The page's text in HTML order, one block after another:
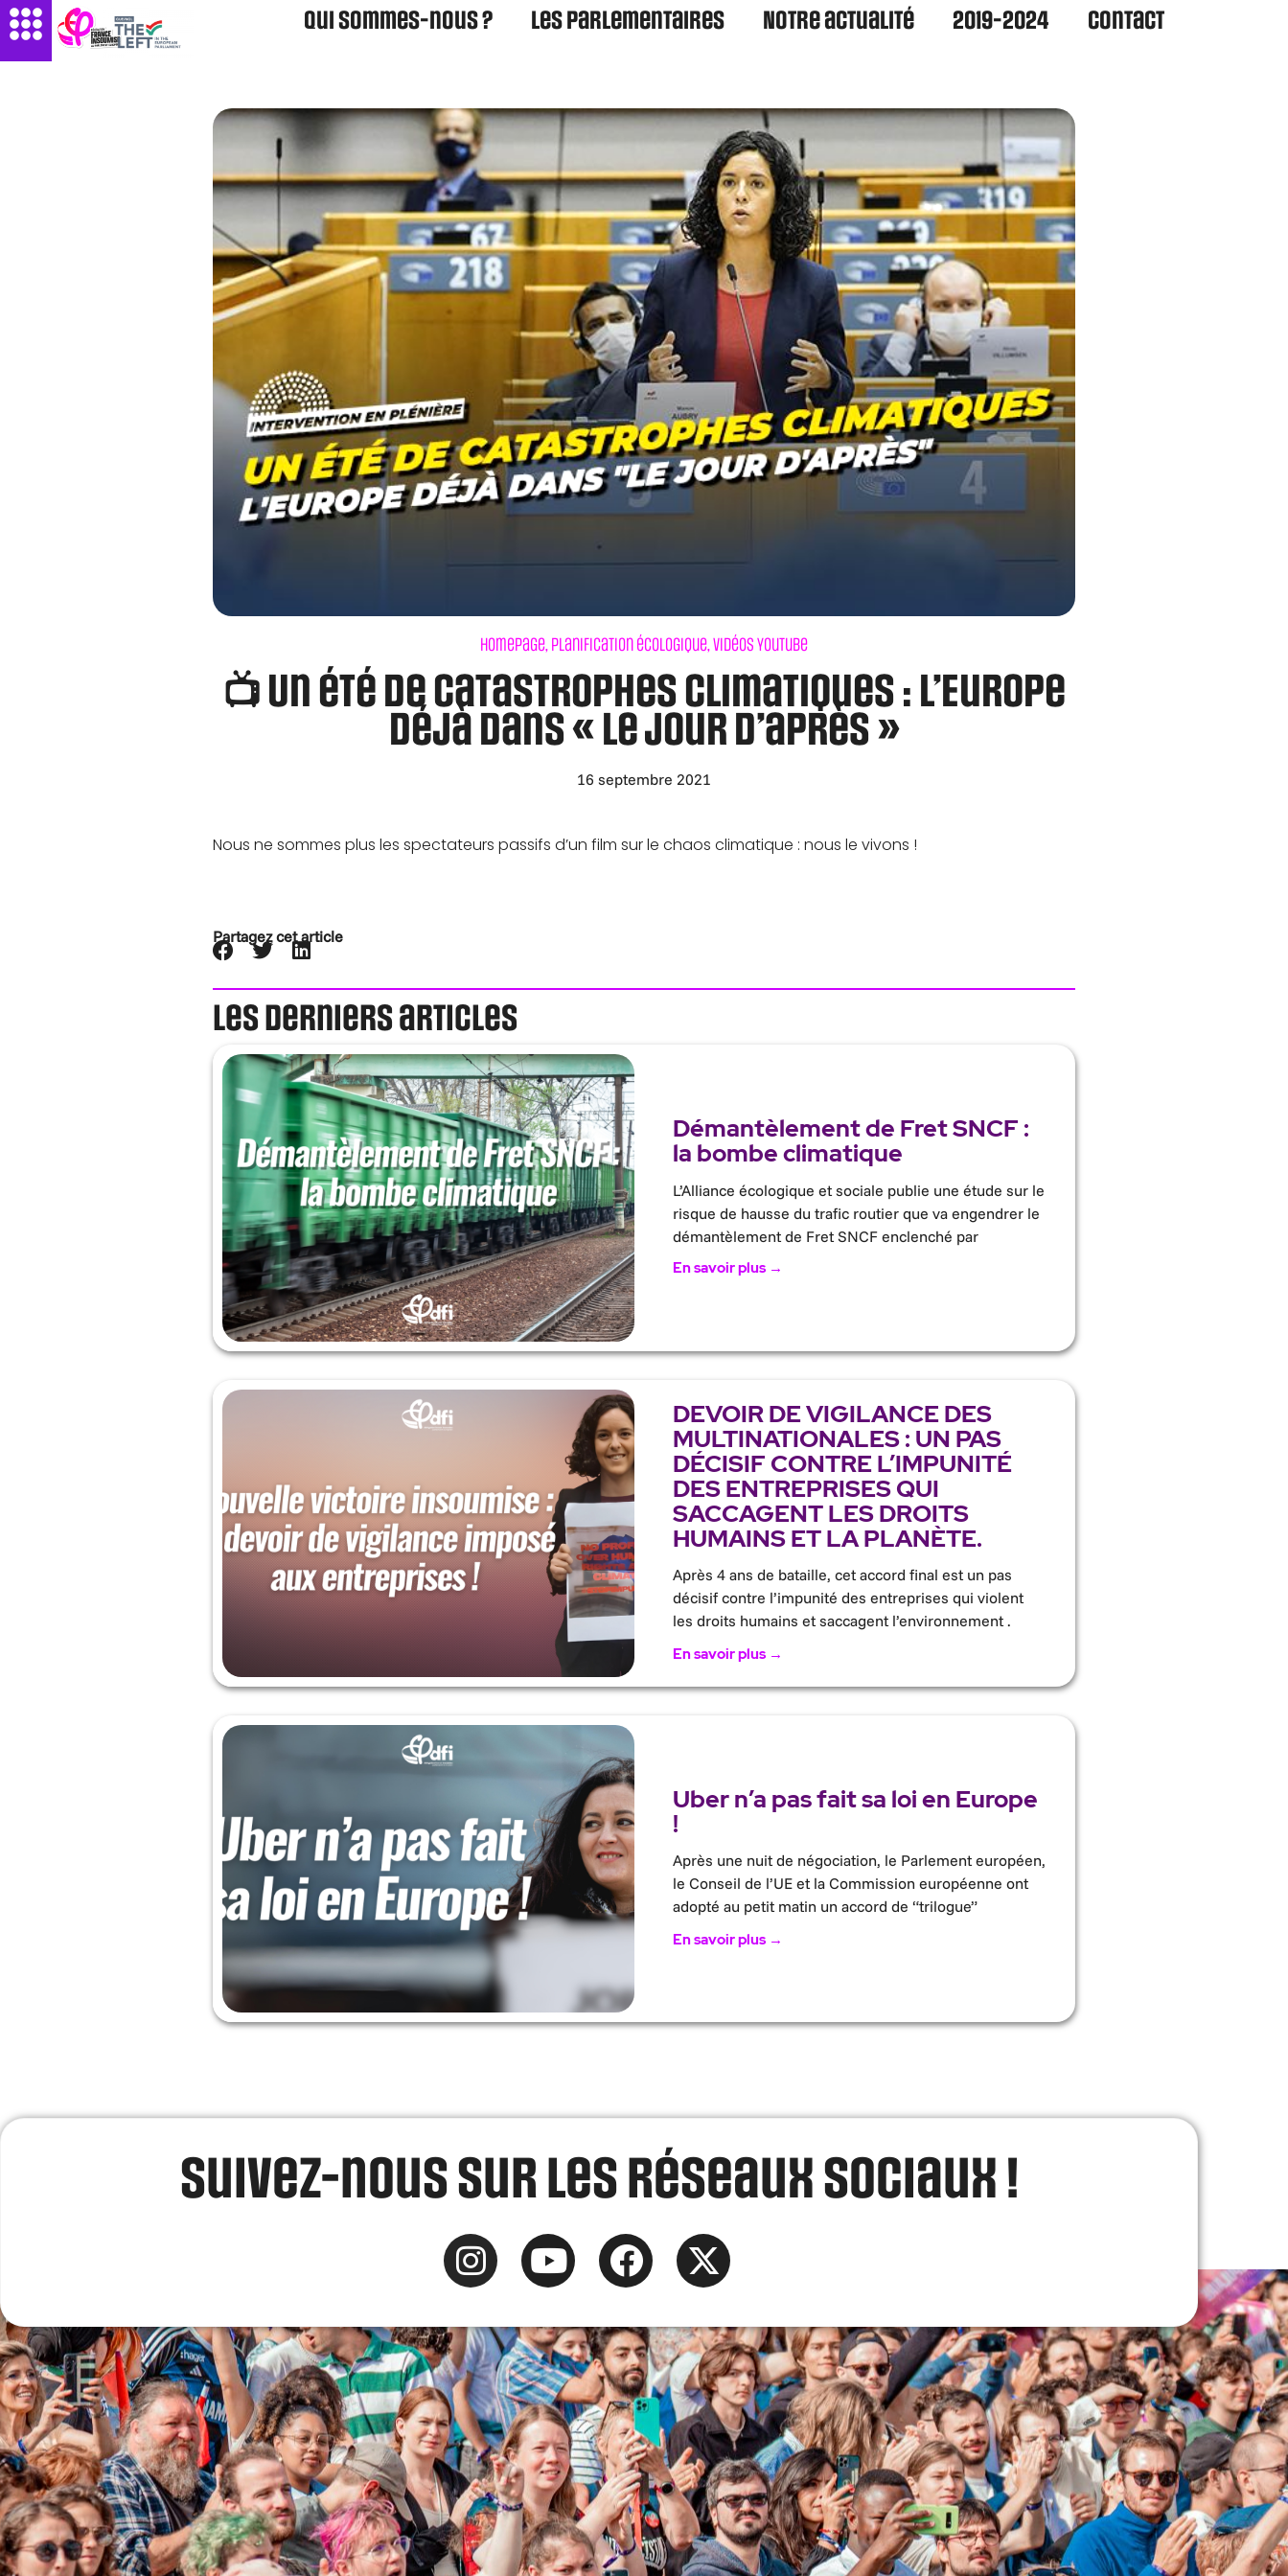
Qui sommes-nous ? Les parlementaires Notre actualité 2019-2024 Contact
Homepage,Planification écologique,Vidéos Youtube
📺 Un été de catastrophes climatiques : l’Europe
déjà dans « Le Jour d’après »
16 septembre 2021
Nous ne sommes plus les spectateurs passifs d’un film sur le chaos climatique : nous le vivons !
Partagez cet article
Les derniers articles
Démantèlement de Fret SNCF :
la bombe climatique
L’Alliance écologique et sociale publie une étude sur le
risque de hausse du trafic routier que va engendrer le
démantèlement de Fret SNCF enclenché par
En savoir plus →
DEVOIR DE VIGILANCE DES
MULTINATIONALES : UN PAS
DÉCISIF CONTRE L’IMPUNITÉ
DES ENTREPRISES QUI
SACCAGENT LES DROITS
HUMAINS ET LA PLANÈTE.
Après 4 ans de bataille, cet accord final est un pas
décisif contre l’impunité des entreprises qui violent
les droits humains et saccagent l’environnement .
En savoir plus →
Uber n’a pas fait sa loi en Europe
!
Après une nuit de négociation, le Parlement européen,
le Conseil de l’UE et la Commission européenne ont
adopté au petit matin un accord de “trilogue”
En savoir plus →
Suivez-nous sur les réseaux sociaux !